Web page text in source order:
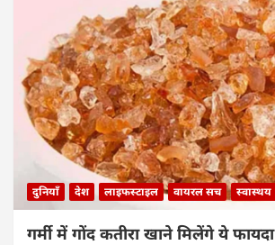
दुनियाँ देश लाइफस्टाइल वायरल सच स्वास्थय
गर्मी में गोंद कतीरा खाने मिलेंगे ये फायदा